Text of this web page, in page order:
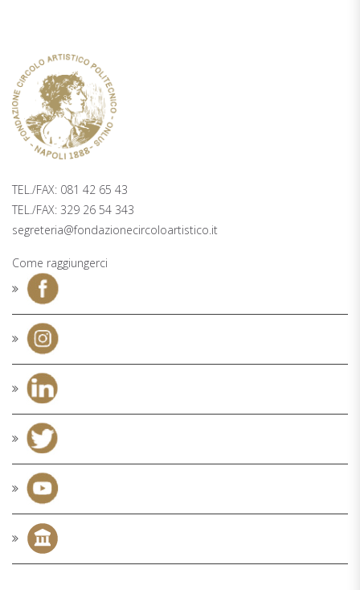
TEL./FAX: 081 42 65 43
TEL./FAX: 329 26 54 343
segreteria@fondazionecircoloartistico.it
Come raggiungerci